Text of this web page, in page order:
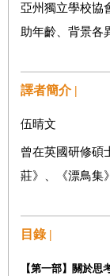
亞州獨立學校協
助年齡、背景各
譯者簡介 |
伍晴文
曾在英國研修碩
莊》、《漂鳥集
目錄 |
【第一部】關於思